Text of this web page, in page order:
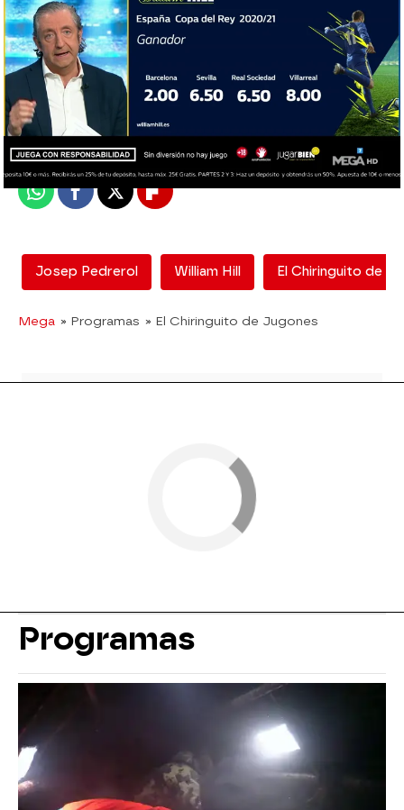
El Chiringuito
Madrid
Publicado:25 de enero de 2021, 00:12
WhatsappFacebook
X Flipboard
Josep Pedrerol William Hill El Chiringuito de
Mega » Programas » El Chiringuito de Jugones
Programas